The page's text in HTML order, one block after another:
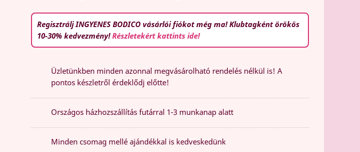
Regisztrálj INGYENES BODICO vásárlói fiókot még ma! Klubtagként örökös
10-30% kedvezmény!Részletekért kattints ide!
Üzletünkben minden azonnal megvásárolható rendelés nélkül is! A
pontos készletről érdeklődj előtte!
Országos házhozszállítás futárral 1-3 munkanap alatt
Minden csomag mellé ajándékkal is kedveskedünk